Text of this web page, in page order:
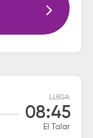
LLEGA
08:45
El Talar